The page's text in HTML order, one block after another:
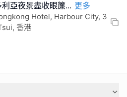
亞夜景盡收眼簾... 更多
Hotel, Harbour City, 3
香港